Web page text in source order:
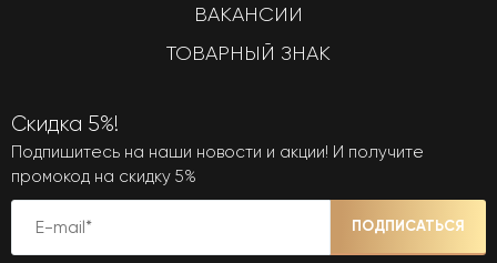
ВАКАНСИИ
ТОВАРНЫЙ ЗНАК
Скидка 5%!
Подпишитесь на наши новости и акции! И получите
промокод на скидку 5%
ПОДПИСАТЬСЯ